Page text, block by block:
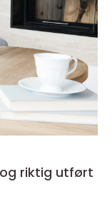
riktig utført